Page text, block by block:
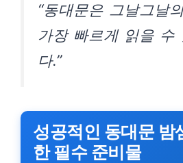
“동대문은 그날그날
가장 빠르게 읽을 수
다.”
성공적인 동대문 밤
한 필수 준비물